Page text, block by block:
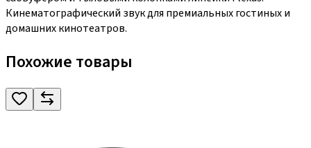
Кинематографический звук для премиальных гостиных и
домашних кинотеатров.
Похожие товары